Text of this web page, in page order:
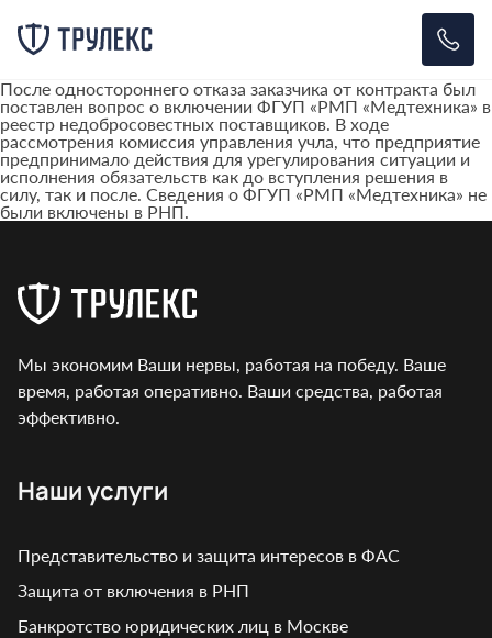
После одностороннего отказа заказчика от контракта был
поставлен вопрос о включении ФГУП «РМП «Медтехника» в
реестр недобросовестных поставщиков. В ходе
рассмотрения комиссия управления учла, что предприятие
предпринимало действия для урегулирования ситуации и
исполнения обязательств как до вступления решения в
силу, так и после. Сведения о ФГУП «РМП «Медтехника» не
были включены в РНП.
Мы экономим Ваши нервы, работая на победу. Ваше
время, работая оперативно. Ваши средства, работая
эффективно.
Наши услуги
Представительство и защита интересов в ФАС
Защита от включения в РНП
Банкротство юридических лиц в Москве